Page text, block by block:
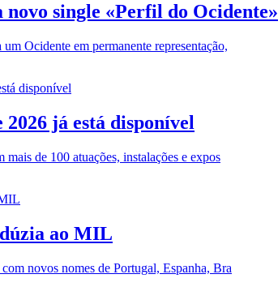
single «Perfil do Ocidente»
Ocidente em permanente representação,
já está disponível
de 100 atuações, instalações e expos
ao MIL
novos nomes de Portugal, Espanha, Bra